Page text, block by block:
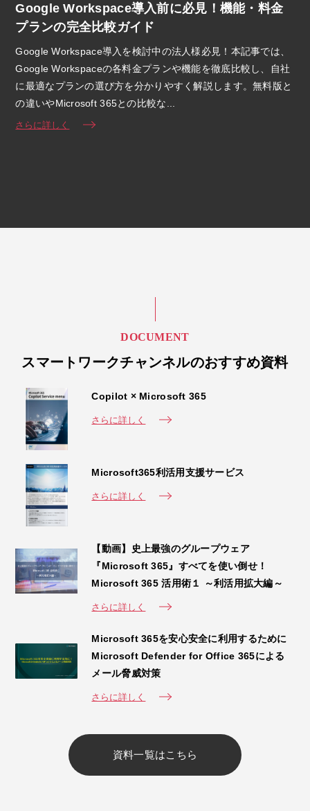
Google Workspace導入前に必見！機能・料金
プランの完全比較ガイド
Google Workspace導入を検討中の法人様必見！本記事では、
Google Workspaceの各料金プランや機能を徹底比較し、自社
に最適なプランの選び方を分かりやすく解説します。無料版と
の違いやMicrosoft 365との比較な...
さらに詳しく
DOCUMENT
スマートワークチャンネルのおすすめ資料
Copilot × Microsoft 365
さらに詳しく
Microsoft365利活用支援サービス
さらに詳しく
【動画】史上最強のグループウェア
『Microsoft 365』すべてを使い倒せ！
Microsoft 365 活用術１ ～利活用拡大編～
さらに詳しく
Microsoft 365を安心安全に利用するために
Microsoft Defender for Office 365による
メール脅威対策
さらに詳しく
資料一覧はこちら